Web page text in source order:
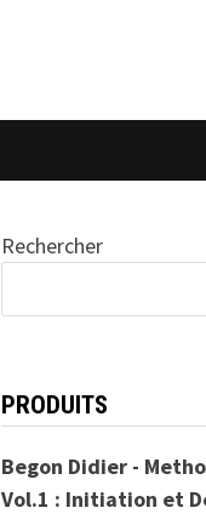
Rechercher
PRODUITS
Begon Didier -
Vol.1 : Initiation et